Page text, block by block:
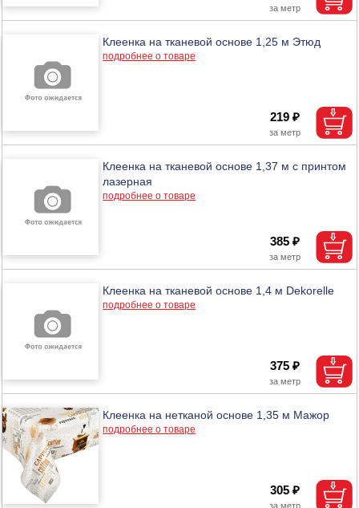
Клеенка на тканевой основе 1,25 м Этюд
подробнее о товаре
219 ₽
Клеенка на тканевой основе 1,37 м с принтом
лазерная
подробнее о товаре
385 ₽
Клеенка на тканевой основе 1,4 м Dekorelle
подробнее о товаре
375 ₽
Клеенка на нетканой основе 1,35 м Мажор
подробнее о товаре
305 ₽